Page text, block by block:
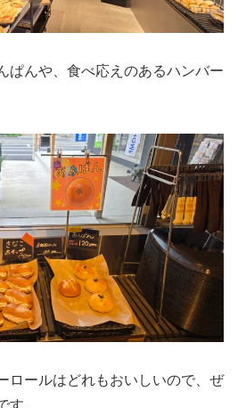
ぱんや、食べ応えのあるハンバー
ロールはどれもおいしいので、ぜ